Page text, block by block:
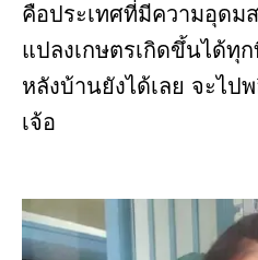
คือประเทศที่มีความอุด
แปลงเกษตรเกิดขึ้นได้ทุ
หลังบ้านยังได้เลย จะไป
เจ้อ